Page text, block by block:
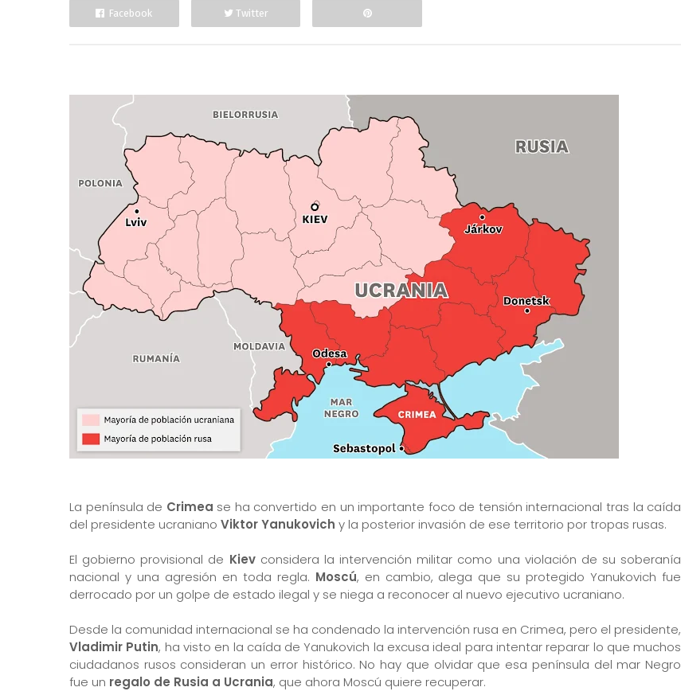
Facebook Twitter
La península de Crimea se ha convertido en un importante foco de tensión internacional tras la caída
del presidente ucraniano Viktor Yanukovich y la posterior invasión de ese territorio por tropas rusas.
El gobierno provisional de Kiev considera la intervención militar como una violación de su soberanía
nacional y una agresión en toda regla. Moscú, en cambio, alega que su protegido Yanukovich fue
derrocado por un golpe de estado ilegal y se niega a reconocer al nuevo ejecutivo ucraniano.
Desde la comunidad internacional se ha condenado la intervención rusa en Crimea, pero el presidente,
Vladimir Putin, ha visto en la caída de Yanukovich la excusa ideal para intentar reparar lo que muchos
ciudadanos rusos consideran un error histórico. No hay que olvidar que esa península del mar Negro
fue un regalo de Rusia a Ucrania, que ahora Moscú quiere recuperar.